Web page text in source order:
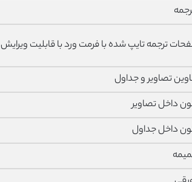
ترجمه تایپ شده با فرمت ورد با قابلیت ویرایش
تصاویر و جداول
داخل تصاویر
داخل جداول